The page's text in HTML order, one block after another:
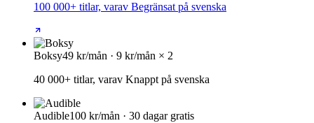
100 000+ titlar, varav Begränsat på svenska
Boksy49 kr/mån · 9 kr/mån × 2
40 000+ titlar, varav Knappt på svenska
Audible100 kr/mån · 30 dagar gratis